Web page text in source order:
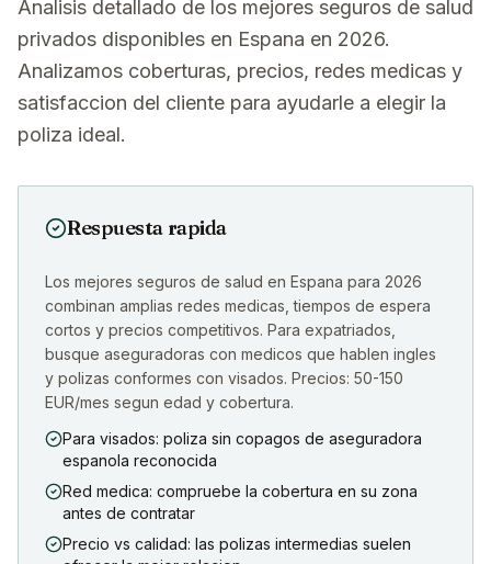
Analisis detallado de los mejores seguros de salud
privados disponibles en Espana en 2026.
Analizamos coberturas, precios, redes medicas y
satisfaccion del cliente para ayudarle a elegir la
poliza ideal.
Respuesta rapida
Los mejores seguros de salud en Espana para 2026
combinan amplias redes medicas, tiempos de espera
cortos y precios competitivos. Para expatriados,
busque aseguradoras con medicos que hablen ingles
y polizas conformes con visados. Precios: 50-150
EUR/mes segun edad y cobertura.
Para visados: poliza sin copagos de aseguradora
espanola reconocida
Red medica: compruebe la cobertura en su zona
antes de contratar
Precio vs calidad: las polizas intermedias suelen